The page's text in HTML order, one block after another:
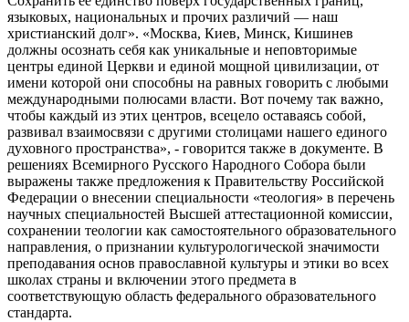
языковых, национальных и прочих различий — наш
христианский долг». «Москва, Киев, Минск, Кишинев
должны осознать себя как уникальные и неповторимые
центры единой Церкви и единой мощной цивилизации, от
имени которой они способны на равных говорить с любыми
международными полюсами власти. Вот почему так важно,
чтобы каждый из этих центров, всецело оставаясь собой,
развивал взаимосвязи с другими столицами нашего единого
духовного пространства», - говорится также в документе. В
решениях Всемирного Русского Народного Собора были
выражены также предложения к Правительству Российской
Федерации о внесении специальности «теология» в перечень
научных специальностей Высшей аттестационной комиссии,
сохранении теологии как самостоятельного образовательного
направления, о признании культурологической значимости
преподавания основ православной культуры и этики во всех
школах страны и включении этого предмета в
соответствующую область федерального образовательного
стандарта.